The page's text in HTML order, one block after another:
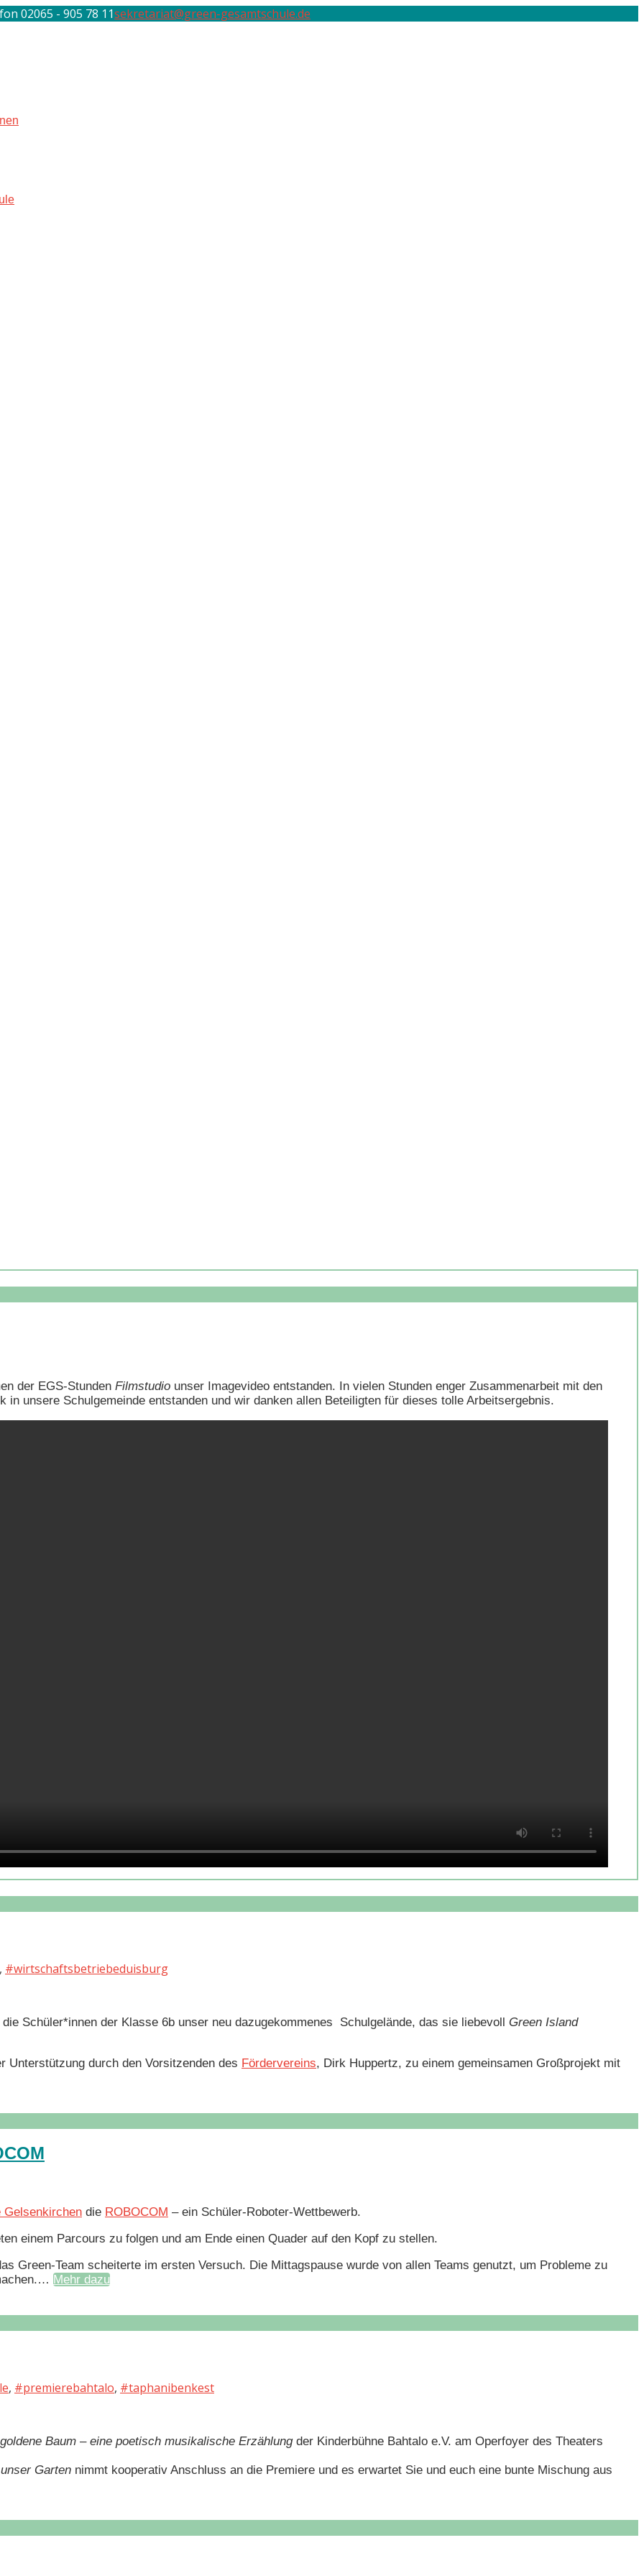
02065 - 905 78 11sekretariat@green-gesamtschule.de
der EGS-Stunden Filmstudio unser Imagevideo entstanden. In vielen Stunden enger Zusammenarbeit mit den
unsere Schulgemeinde entstanden und wir danken allen Beteiligten für dieses tolle Arbeitsergebnis.
, #wirtschaftsbetriebeduisburg
Schüler*innen der Klasse 6b unser neu dazugekommenes Schulgelände, das sie liebevoll Green Island
durch den Vorsitzenden des Fördervereins, Dirk Huppertz, zu einem gemeinsamen Großprojekt mit
die ROBOCOM – ein Schüler-Roboter-Wettbewerb.
einem Parcours zu folgen und am Ende einen Quader auf den Kopf zu stellen.
Green-Team scheiterte im ersten Versuch. Die Mittagspause wurde von allen Teams genutzt, um Probleme zu
Mehr dazu
, #premierebahtalo, #taphanibenkest
Baum – eine poetisch musikalische Erzählungder Kinderbühne Bahtalo e.V. am Operfoyer des Theaters
Garten nimmt kooperativ Anschluss an die Premiere und es erwartet Sie und euch eine bunte Mischung aus